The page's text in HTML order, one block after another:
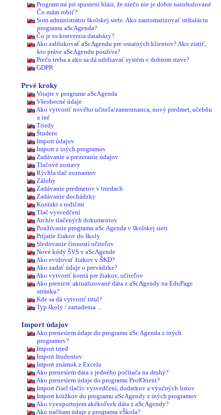
Program mi pri spustení hlási, že niečo nie je dobre nainštalované.
Čo mám robiť?
Som administrátor školskej siete. Ako zautomatizovať inštaláciu
programu aScAgenda?
Čo je to konverzia databázy?
Ako zablokovať aScAgendu pre ostatných klientov? Ako zistiť,
kto práve aScAgendu používa?
Prečo treba a ako sa dá udržiavať systém v dobrom stave?
GDPR
Prvé kroky
Vitajte v programe aScAgenda
Všeobecné údaje
Ako vytvoriť nového učiteľa/zamestnanca, nový predmet, učebňu
a iné
Triedy
Študent
Import údajov
Import z iných programov
Zadávanie a prezeranie údajov
Tlačové zostavy
Rýchla tlač zoznamov
Zálohy
Zadávanie predmetov v triedach
Zadávanie dochádzky
Kontakt s rodičmi
Tlač vysvedčení
Archív tlačených dokumentov
Používanie programu aSc Agenda v školskej sieti
Prijatie žiakov do školy
Sledovanie činností učiteľov
Nové kódy ŠVS v aScAgende
Ako evidovať žiakov v ŠKD?
Ako zadať údaje o prevádzke?
Ako vytvoriť kontá pre žiakov, učiteľov
Ako preniesť aktualizované dáta z aScAgendy na EduPage
stránku?
Kde sa dá vytvoriť titul?
Typ školy / zariadenia ...
Import údajov
Ako prenesiem údaje do programu aSc Agenda z iných
programov?
Import tried
Import študentov
Import známok z Excelu
Ako prenesiem dáta z jedného počítača na druhý?
Ako prenesiem údaje do programu ProfOrient?
Import čísel tlačív vysvedčení, dodatkov a výučných listov
Import krúžkov do programu aScAgendy z iných programov
Ako vyexportujem akékoľvek dáta z aScAgendy?
Ako načítam údaje z programu eŠkola?